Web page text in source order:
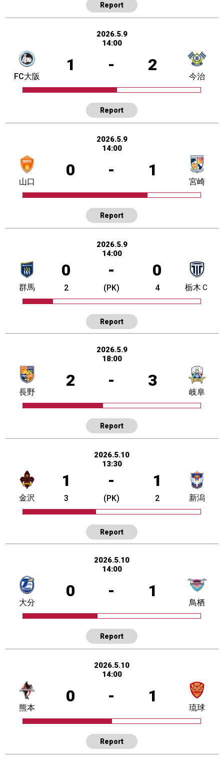
Report
2026.5.9
14:00
1 - 2
FC大阪 今治
Report
2026.5.9
14:00
0 - 1
山口 宮崎
Report
2026.5.9
14:00
0 - 0
群馬 2 (PK) 4 栃木Ｃ
Report
2026.5.9
18:00
2 - 3
長野 岐阜
Report
2026.5.10
13:30
1 - 1
金沢 3 (PK) 2 新潟
Report
2026.5.10
14:00
0 - 1
大分 鳥栖
Report
2026.5.10
14:00
0 - 1
熊本 琉球
Report